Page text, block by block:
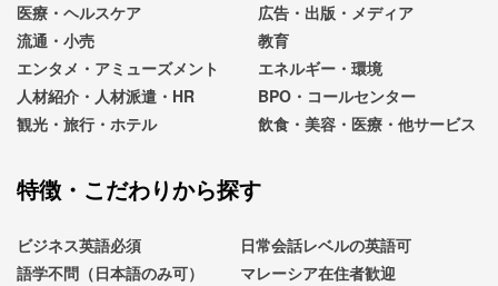
医療・ヘルスケア
広告・出版・メディア
流通・小売
教育
エンタメ・アミューズメント
エネルギー・環境
人材紹介・人材派遣・HR
BPO・コールセンター
観光・旅行・ホテル
飲食・美容・医療・他サービス
特徴・こだわりから探す
ビジネス英語必須
日常会話レベルの英語可
語学不問（日本語のみ可）
マレーシア在住者歓迎